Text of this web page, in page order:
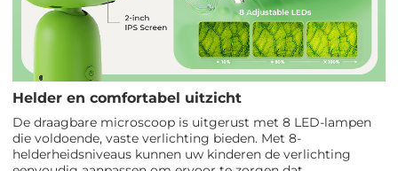
Helder en comfortabel uitzicht
De draagbare microscoop is uitgerust met 8 LED-lampen
die voldoende, vaste verlichting bieden. Met 8-
helderheidsniveaus kunnen uw kinderen de verlichting